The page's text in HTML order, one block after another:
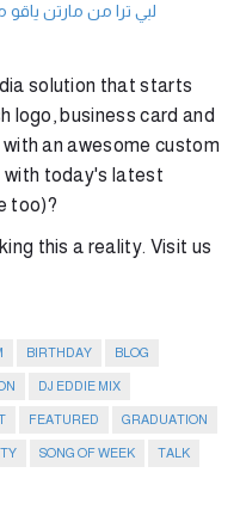
لبي ترا من مارتن
solution that starts
logo, business card and
an awesome custom
with today's latest
too)?
this a reality. Visit us
BIRTHDAY BLOG
DJ EDDIE MIX
FEATURED GRADUATION
SONG OF WEEK TALK